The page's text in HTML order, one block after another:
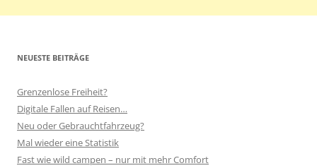
NEUESTE BEITRÄGE
Grenzenlose Freiheit?
Digitale Fallen auf Reisen…
Neu oder Gebrauchtfahrzeug?
Mal wieder eine Statistik
Fast wie wild campen – nur mit mehr Comfort